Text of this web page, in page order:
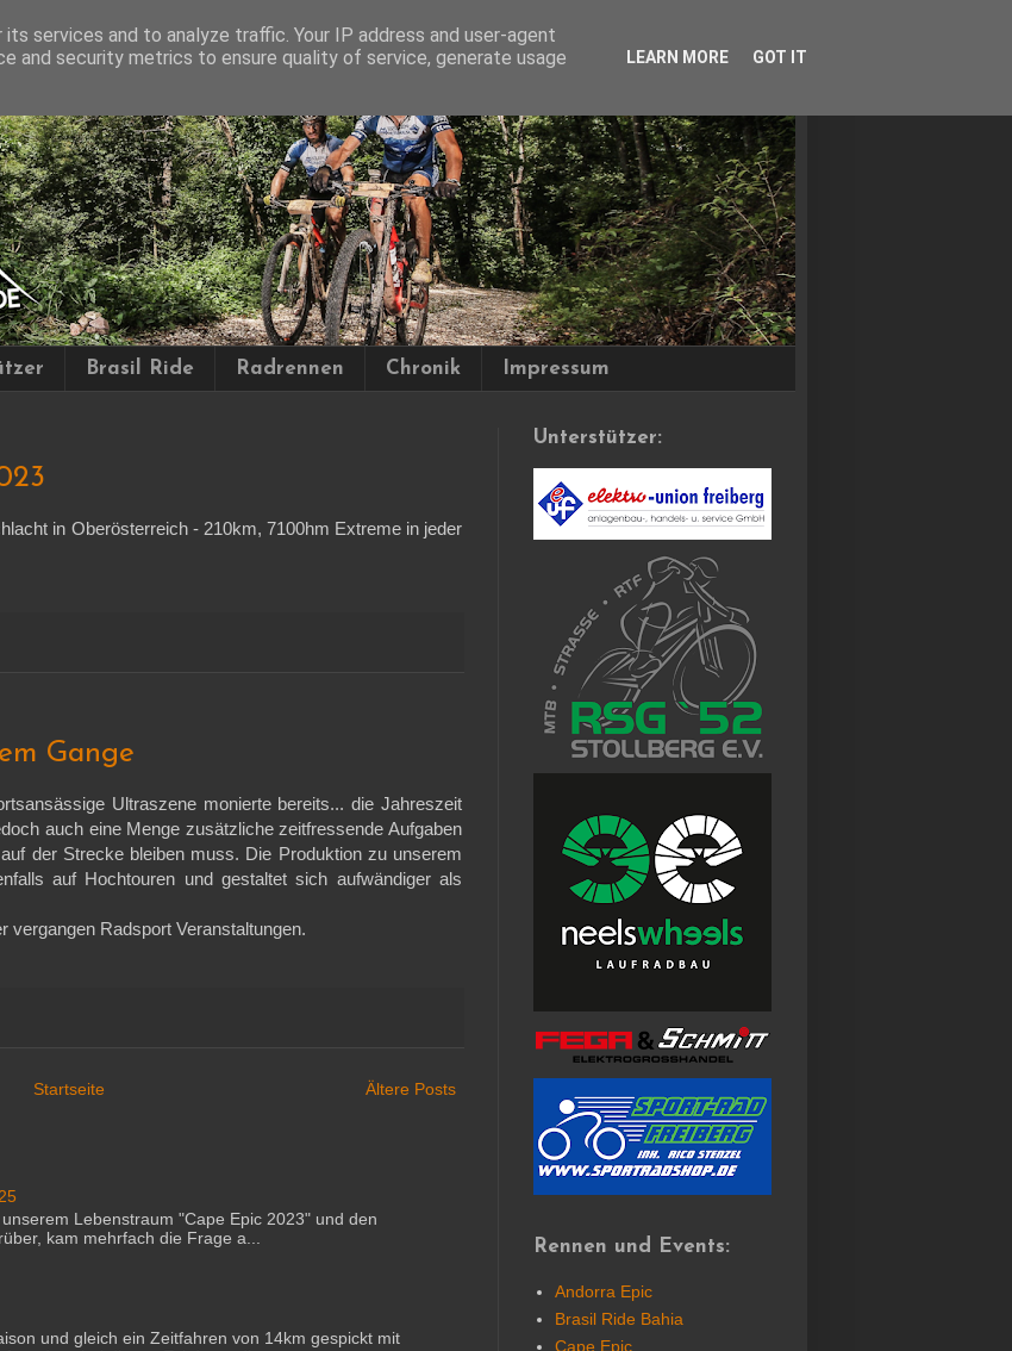
Brasil Ride Radrennen Chronik Impressum
in Oberösterreich - 210km, 7100hm Extreme in jeder
Gange
Ultraszene monierte bereits... die Jahreszeit
auch eine Menge zusätzliche zeitfressende Aufgaben
der Strecke bleiben muss. Die Produktion zu unserem
auf Hochtouren und gestaltet sich aufwändiger als
vergangen Radsport Veranstaltungen.
Ältere Posts
Startseite
Lebenstraum "Cape Epic 2023" und den
kam mehrfach die Frage a...
und gleich ein Zeitfahren von 14km gespickt mit
Unterstützer:
Rennen und Events:
Andorra Epic
Brasil Ride Bahia
Cape Epic
services and to analyze traffic. Your IP address and user-agent
and security metrics to ensure quality of service, generate usage
LEARN MORE GOT IT